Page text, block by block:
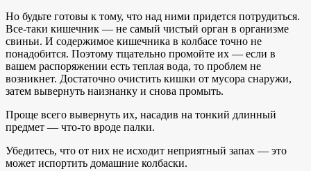
Но будьте готовы к тому, что над ними придется потрудиться.
Все-таки кишечник — не самый чистый орган в организме
свиньи. И содержимое кишечника в колбасе точно не
понадобится. Поэтому тщательно промойте их — если в
вашем распоряжении есть теплая вода, то проблем не
возникнет. Достаточно очистить кишки от мусора снаружи,
затем вывернуть наизнанку и снова промыть.
Проще всего вывернуть их, насадив на тонкий длинный
предмет — что-то вроде палки.
Убедитесь, что от них не исходит неприятный запах — это
может испортить домашние колбаски.